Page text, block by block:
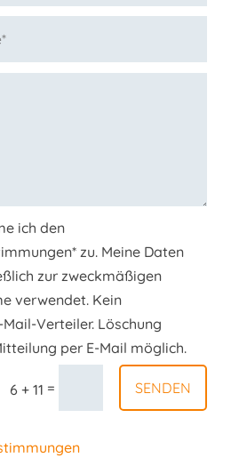
ich den
zu. Meine Daten
zur zweckmäßigen
verwendet. Kein
Verteiler. Löschung
per E-Mail möglich.
6 + 11 = SENDEN